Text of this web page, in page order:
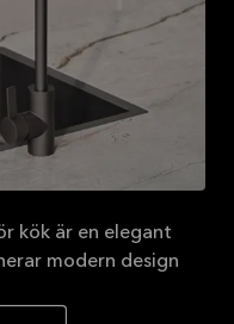
kök är en elegant
modern design